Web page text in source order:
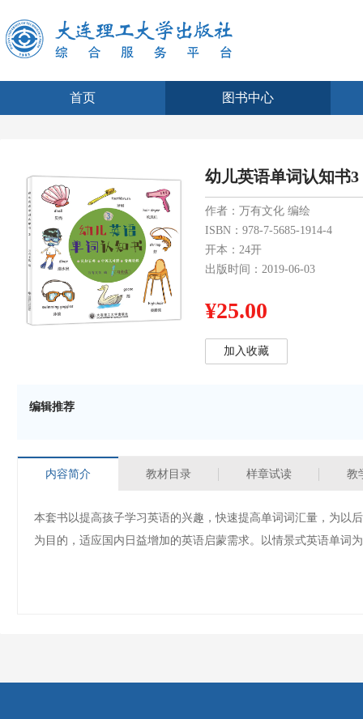
首页 图书中心
幼儿英语单词认知书3
作者：万有文化 编绘
ISBN：978-7-5685-1914-4
开本：24开
出版时间：2019-06-03
¥25.00
加入收藏
编辑推荐
内容简介 教材目录 样章试读 教
本套书以提高孩子学习英语的兴趣，快速提高单词词汇量，为以
为目的，适应国内日益增加的英语启蒙需求。以情景式英语单